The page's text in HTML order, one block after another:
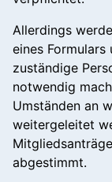
Allerdings
eines
zuständige
notwendig
Umständen an
weitergeleitet
abgestimmt.